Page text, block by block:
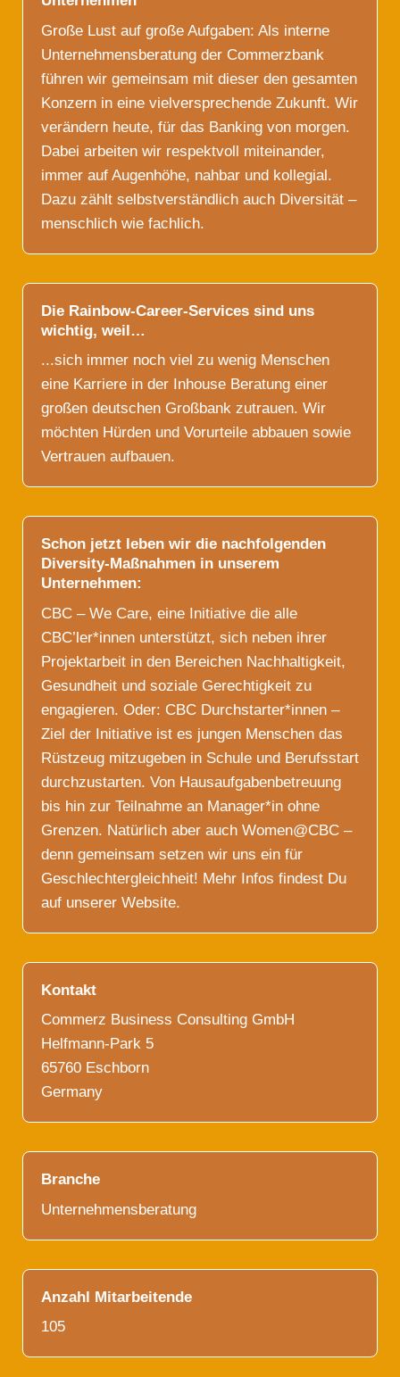
Große Lust auf große Aufgaben: Als interne
Unternehmensberatung der Commerzbank
führen wir gemeinsam mit dieser den gesamten
Konzern in eine vielversprechende Zukunft. Wir
verändern heute, für das Banking von morgen.
Dabei arbeiten wir respektvoll miteinander,
immer auf Augenhöhe, nahbar und kollegial.
Dazu zählt selbstverständlich auch Diversität –
menschlich wie fachlich.
Die Rainbow-Career-Services sind uns
wichtig, weil…
...sich immer noch viel zu wenig Menschen
eine Karriere in der Inhouse Beratung einer
großen deutschen Großbank zutrauen. Wir
möchten Hürden und Vorurteile abbauen sowie
Vertrauen aufbauen.
Schon jetzt leben wir die nachfolgenden
Diversity-Maßnahmen in unserem
Unternehmen:
CBC – We Care, eine Initiative die alle
CBC’ler*innen unterstützt, sich neben ihrer
Projektarbeit in den Bereichen Nachhaltigkeit,
Gesundheit und soziale Gerechtigkeit zu
engagieren. Oder: CBC Durchstarter*innen –
Ziel der Initiative ist es jungen Menschen das
Rüstzeug mitzugeben in Schule und Berufsstart
durchzustarten. Von Hausaufgabenbetreuung
bis hin zur Teilnahme an Manager*in ohne
Grenzen. Natürlich aber auch Women@CBC –
denn gemeinsam setzen wir uns ein für
Geschlechtergleichheit! Mehr Infos findest Du
auf unserer Website.
Kontakt
Commerz Business Consulting GmbH
Helfmann-Park 5
65760 Eschborn
Germany
Branche
Unternehmensberatung
Anzahl Mitarbeitende
105